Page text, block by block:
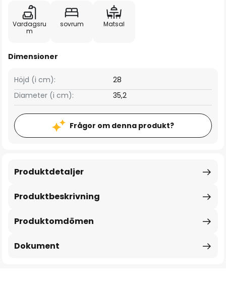
Vardagsru
m
sovrum Matsal
Dimensioner
Höjd (i cm):
28
Diameter (i cm):
35,2
Frågor om denna produkt?
Produktbeskrivning
Produktdetaljer
Produktomdömen
Dokument